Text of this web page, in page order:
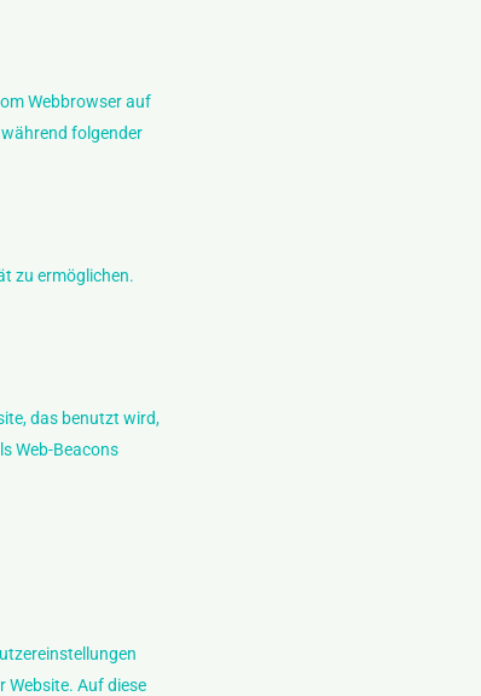
Webbrowser auf
folgender
zu ermöglichen.
das benutzt wird,
Web-Beacons
Website. Auf diese